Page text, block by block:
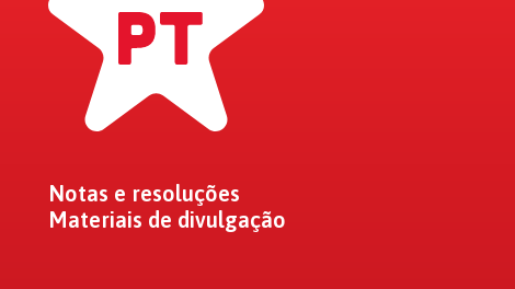
Notas e resoluções
Materiais de divulgação